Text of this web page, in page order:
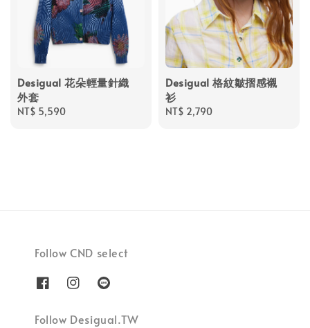
Desigual 花朵輕量針織
外套
Regular
NT$ 5,590
Desigual 格紋皺摺感襯
衫
Regular
NT$ 2,790
Follow CND select
Follow Desigual.TW